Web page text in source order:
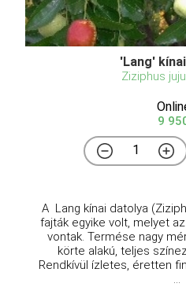
'Lang'
Ziziphus
9
A Lang kínai datolya
fajták egyike volt, melyet
vontak. Termése nagy
körte alakú, teljes
Rendkívül ízletes, éretten
...